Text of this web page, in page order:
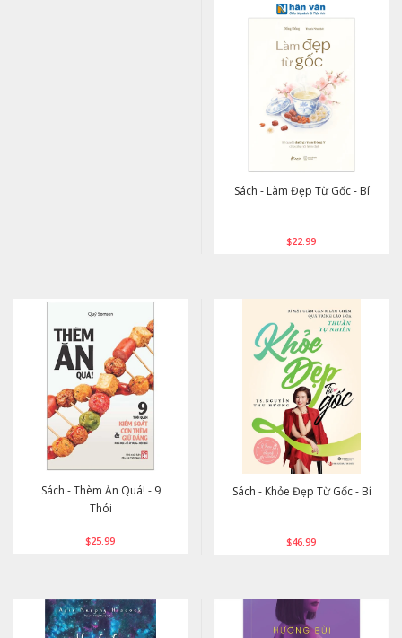
Sách - Làm Đẹp Từ Gốc - Bí
$22.99
Sách - Thèm Ăn Quá! - 9
Thói
$25.99
Sách - Khỏe Đẹp Từ Gốc - Bí
$46.99